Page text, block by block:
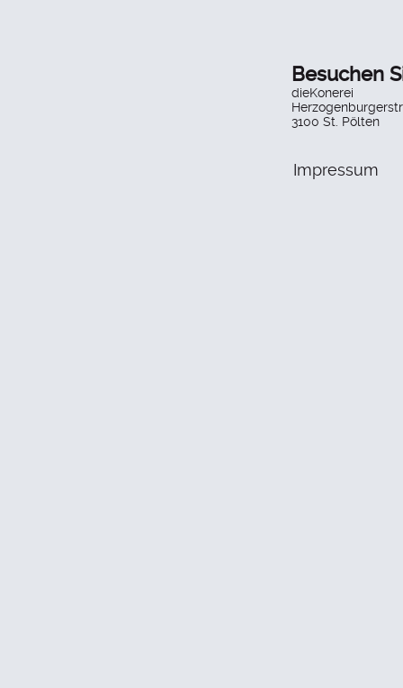
Besuchen
dieKonerei
3100 St. Pölten
Impressum